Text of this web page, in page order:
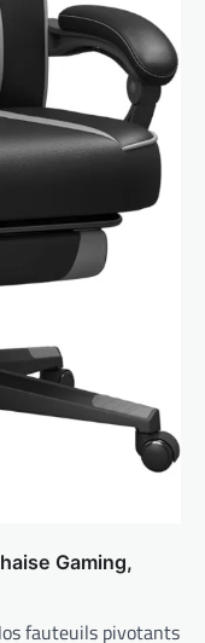
Gaming,
fauteuils pivotants